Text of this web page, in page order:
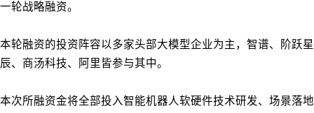
一轮战略融资。
本轮融资的投资阵容以多家头部大模型企业为主，智谱、阶跃星
辰、商汤科技、阿里皆参与其中。
本次所融资金将全部投入智能机器人软硬件技术研发、场景落地